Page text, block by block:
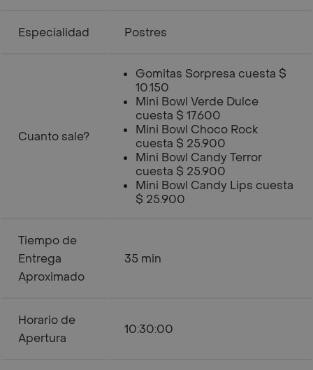
Especialidad Postres
Cuanto sale?
Gomitas Sorpresa cuesta $
10.150
Mini Bowl Verde Dulce
cuesta $ 17.600
Mini Bowl Choco Rock
cuesta $ 25.900
Mini Bowl Candy Terror
cuesta $ 25.900
Mini Bowl Candy Lips cuesta
$ 25.900
Tiempo de
Entrega
Aproximado
35 min
Horario de
Apertura
10:30:00